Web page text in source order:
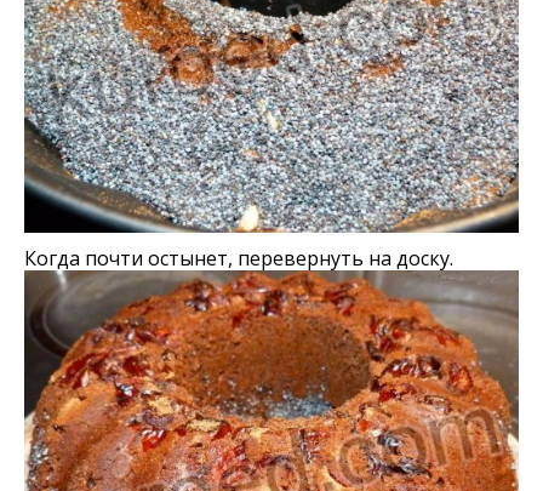
Когда почти остынет, перевернуть на доску.